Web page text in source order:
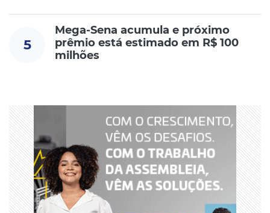
5
Mega-Sena acumula e próximo
prêmio está estimado em R$ 100
milhões